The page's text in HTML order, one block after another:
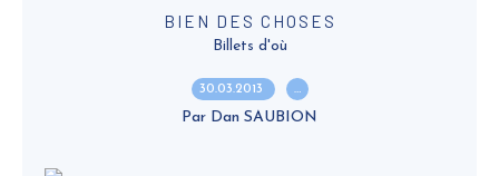
BIEN DES CHOSES
Billets d'où
30.03.2013 …
Par Dan SAUBION